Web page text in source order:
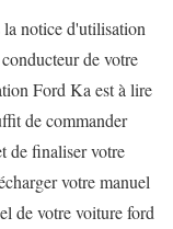
notice d'utilisation
de votre
Ford Ka est à lire
de commander
de finaliser votre
votre manuel
de votre voiture ford